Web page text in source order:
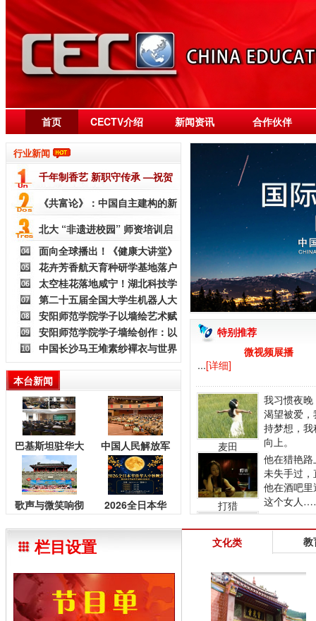
首页 CECTV介绍 新闻资讯 合作伙伴
行业新闻
千年制香艺 新职守传承 —祝贺
制香香艺师纳入国
《共富论》：中国自主建构的新
一代全球性文明知识体
北大 “非遗进校园” 师资培训启
动暨非遗基地赋能
面向全球播出！《健康大讲堂》
开录，张光北对话中西
花卉芳香航天育种研学基地落户
咸宁江南桂谷
太空桂花落地咸宁！湖北科技学
院芳香航天育种科普基
第二十五届全国大学生机器人大
赛ROBOTAC在北
安阳师范学院学子以墙绘艺术赋
能乡村振兴
安阳师范学院学子墙绘创作：以
艺术笔触为乡村振兴添
中国长沙马王堆素纱襌衣与世界
五大时装周《世界时尚
本台新闻
巴基斯坦驻华大
使馆在北京举办
纪念Youm-e-
Istehsal
Kashmir的仪式
中国人民解放军
建军99周年庆祝
活动在巴基斯坦
举行
歌声与微笑响彻
年放歌长城音乐
会在黄崖关圆满
2026全日本华
特别推荐
微视频展播
...[详细]
麦田
我习惯夜晚
渴望被爱，
持梦想，我
向上。
打猎
他在猎艳路
未失手过，
他在酒吧里
这个女人
影
由大学生推
中国院校青
作的短片
栏目设置 文化类 教